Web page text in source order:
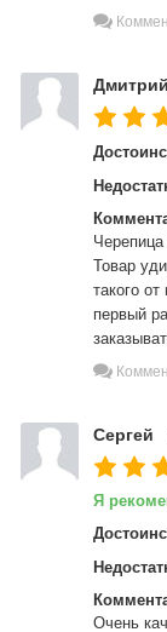
Дмитрий
Товар
такого
первый
Сергей
Я
Очень